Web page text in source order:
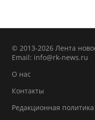
© 2013-2026 Лента
Email: info@rk-news.ru
О нас
Контакты
Редакционная политика